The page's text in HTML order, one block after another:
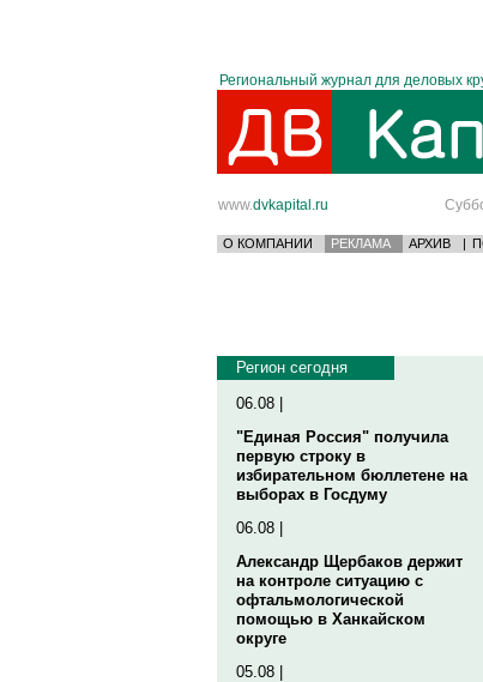
Региональный журнал для деловых
www.dvkapital.ru
О КОМПАНИИ РЕКЛАМА АРХИВ |
Регион сегодня
06.08 |
"Единая Россия" получила
первую строку в
избирательном бюллетене на
выборах в Госдуму
06.08 |
Александр Щербаков держит
на контроле ситуацию с
офтальмологической
помощью в Ханкайском
округе
05.08 |